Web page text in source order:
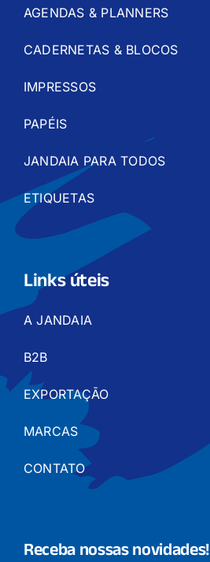
AGENDAS & PLANNERS
CADERNETAS & BLOCOS
IMPRESSOS
PAPÉIS
JANDAIA PARA TODOS
ETIQUETAS
Links úteis
A JANDAIA
B2B
EXPORTAÇÃO
MARCAS
CONTATO
Receba nossas novidades!